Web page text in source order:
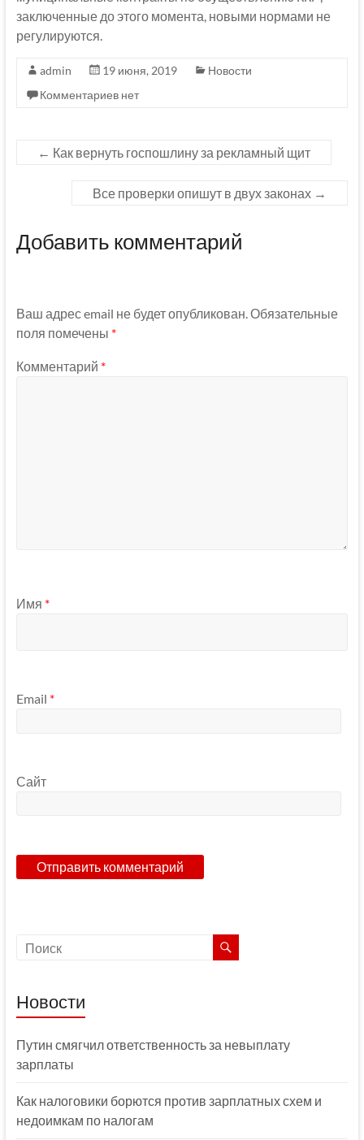
заключенные до этого момента, новыми нормами не
регулируются.
admin 19 июня, 2019
Новости
Комментариев нет
← Как вернуть госпошлину за рекламный щит
Все проверки опишут в двух законах →
Добавить комментарий
Ваш адрес email не будет опубликован. Обязательные
поля помечены *
Комментарий *
Имя *
Email *
Сайт
Новости
Путин смягчил ответственность за невыплату
зарплаты
Как налоговики борются против зарплатных схем и
недоимкам по налогам